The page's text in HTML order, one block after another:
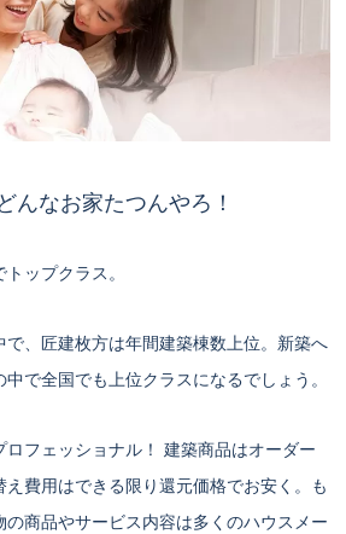
んなお家たつんやろ！
ップクラス。
で、匠建枚方は年間建築棟数上位。新築へ
で全国でも上位クラスになるでしょう。
フェッショナル！ 建築商品はオーダー
え費用はできる限り還元価格でお安く。も
の商品やサービス内容は多くのハウスメー